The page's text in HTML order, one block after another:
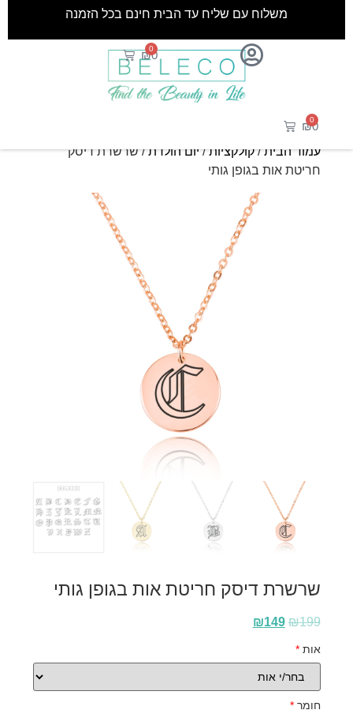
₪0
0
משלוח עם שליח עד הבית חינם בכל הזמנה
₪0
0
עמוד הבית/קולקציות/יום הולדת/ שרשרת דיסק
חריטת אות בגופן גותי
שרשרת דיסק חריטת אות בגופן גותי
₪199
₪149
אות*
חומר*